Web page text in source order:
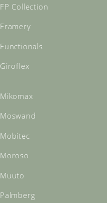
FP Collection
Framery
Functionals
Giroflex
Mikomax
Moswand
Mobitec
Moroso
Muuto
Palmberg